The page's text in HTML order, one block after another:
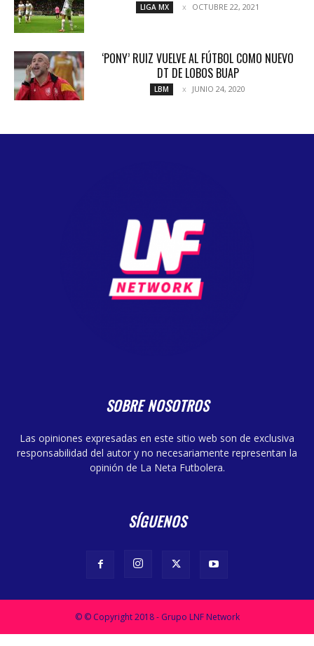
LIGA MX OCTUBRE 22, 2021
‘PONY’ RUIZ VUELVE AL FÚTBOL COMO NUEVO
DT DE LOBOS BUAP
LBM JUNIO 24, 2020
SOBRE NOSOTROS
Las opiniones expresadas en este sitio web son de exclusiva
responsabilidad del autor y no necesariamente representan la
opinión de La Neta Futbolera.
SÍGUENOS
© © Copyright 2018 - Grupo LNF Network